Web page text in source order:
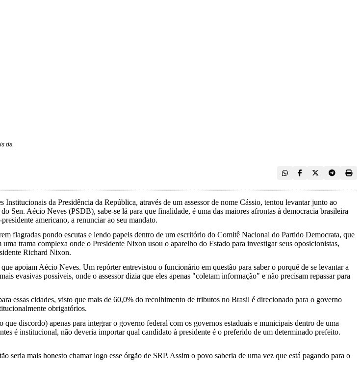
da
da Presidência da República, através de um assessor de nome Cássio, tentou levantar junto ao
Sen. Aécio Neves (PSDB), sabe-se lá para que finalidade, é uma das maiores afrontas à democracia brasileira
americano, a renunciar ao seu mandato.
flagradas pondo escutas e lendo papeis dentro de um escritório do Comitê Nacional do Partido Democrata, que
trama complexa onde o Presidente Nixon usou o aparelho do Estado para investigar seus oposicionistas,
Richard Nixon.
apoiam Aécio Neves. Um repórter entrevistou o funcionário em questão para saber o porquê de se levantar a
evasivas possíveis, onde o assessor dizia que eles apenas "coletam informação" e não precisam repassar para
essas cidades, visto que mais de 60,0% do recolhimento de tributos no Brasil é direcionado para o governo
obrigatórios.
discordo) apenas para integrar o governo federal com os governos estaduais e municipais dentro de uma
é institucional, não deveria importar qual candidato à presidente é o preferido de um determinado prefeito.
seria mais honesto chamar logo esse órgão de SRP. Assim o povo saberia de uma vez que está pagando para o